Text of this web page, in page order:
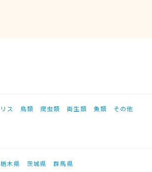
リス 鳥類 爬虫類 両生類 魚類 その他
栃木県 茨城県
群馬県